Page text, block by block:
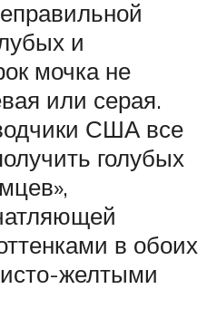
и
мочка не
или серая.
США все
голубых
в обоих
желтыми